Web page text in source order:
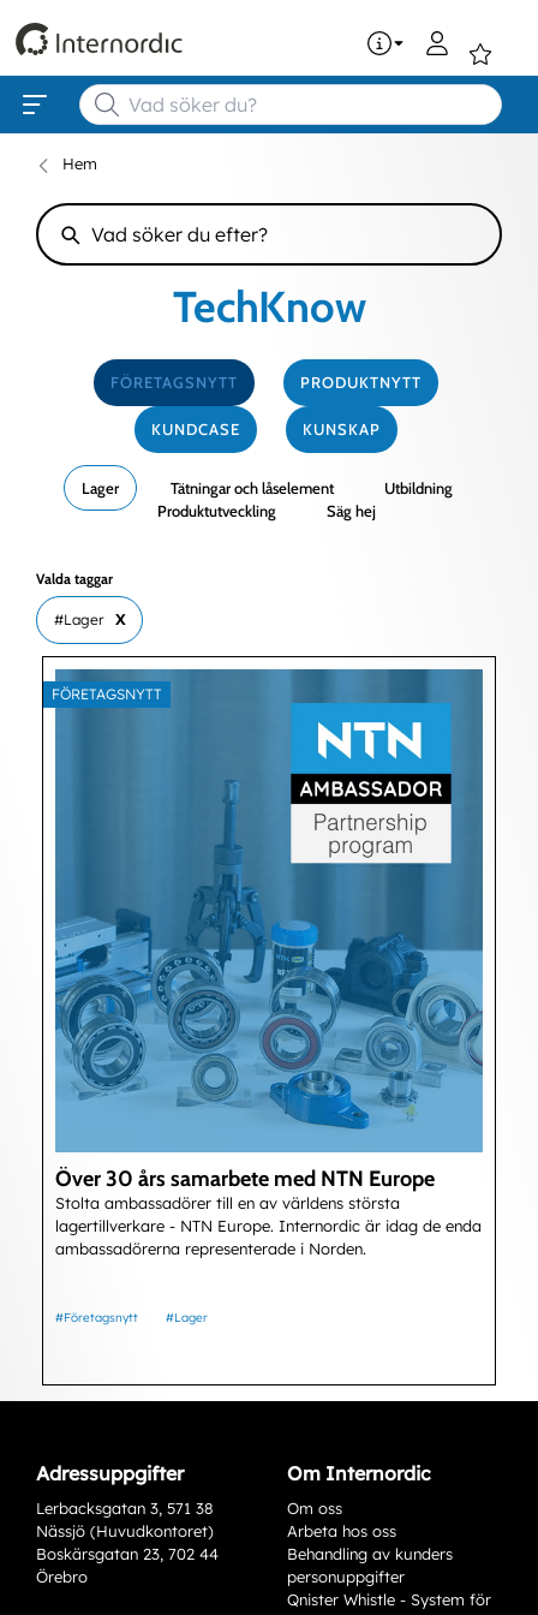
Hem
TechKnow
FÖRETAGSNYTT PRODUKTNYTT
KUNDCASE KUNSKAP
Lager Tätningar och låselement
Utbildning
Produktutveckling
Säg hej
Valda taggar
#Lager X
Över 30 års samarbete med NTN Europe
Stolta ambassadörer till en av världens största
lagertillverkare - NTN Europe. Internordic är idag de enda
ambassadörerna representerade i Norden.
#Företagsnytt #Lager
FÖRETAGSNYTT
Adressuppgifter
Lerbacksgatan 3, 571 38
Nässjö (Huvudkontoret)
Boskärsgatan 23, 702 44
Örebro
Om Internordic
Om oss
Arbeta hos oss
Behandling av kunders
personuppgifter
Qnister Whistle - System för